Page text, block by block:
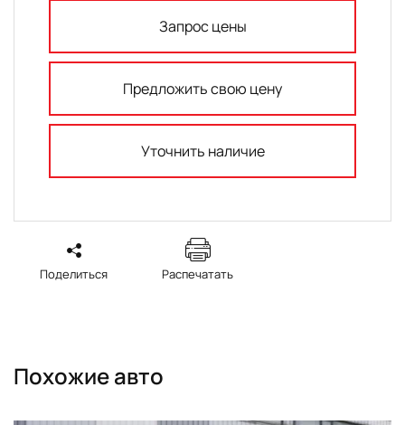
Запрос цены
Предложить свою цену
Уточнить наличие
Поделиться Распечатать
Похожие авто